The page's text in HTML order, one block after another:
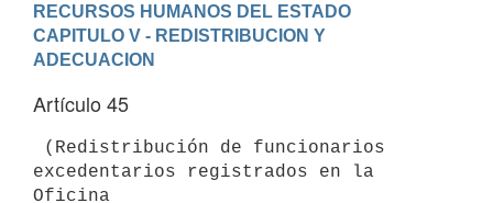
RECURSOS HUMANOS DEL ESTADO
CAPITULO V - REDISTRIBUCION Y
ADECUACION
Artículo 45
excedentarios registrados en la
Oficina